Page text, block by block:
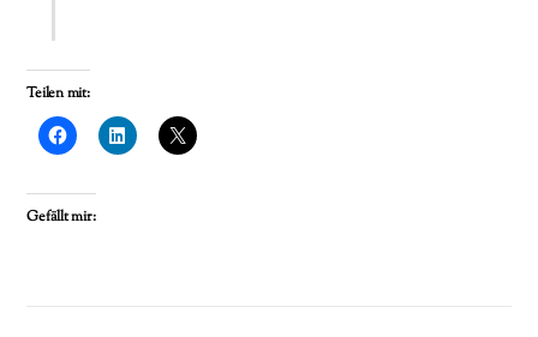
Teilen mit:
Gefällt mir: